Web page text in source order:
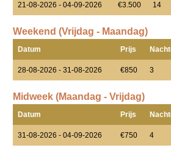
21-08-2026 - 04-09-2026 €3.500 14
Weekend (Vrijdag - Maandag)
Datum Prijs
28-08-2026 - 31-08-2026 €850 3
Midweek (Maandag - Vrijdag)
Datum Prijs
31-08-2026 - 04-09-2026 €750 4